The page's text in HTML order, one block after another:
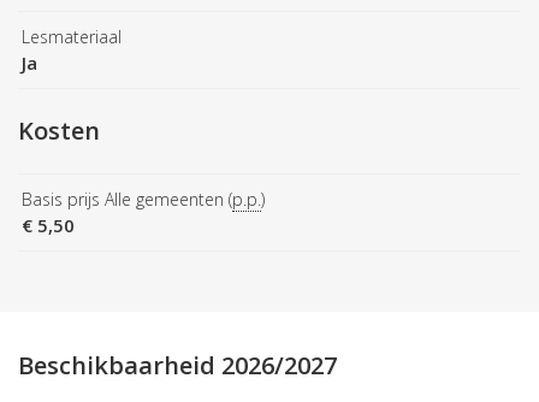
Lesmateriaal
Ja
Kosten
Basis prijs Alle gemeenten (p.p.)
€ 5,50
Beschikbaarheid 2026/2027